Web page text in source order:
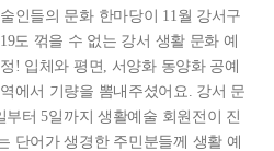
인들의 문화 한마당이 11월 강서구
도 꺾을 수 없는 강서 생활 문화 예
! 입체와 평면, 서양화 동양화 공예
에서 기량을 뽐내주셨어요. 강서 문
부터 5일까지 생활예술 회원전이 진
단어가 생경한 주민분들께 생활 예